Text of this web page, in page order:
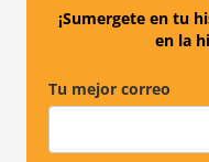
¡Sumergete en tu
en la
Tu mejor correo